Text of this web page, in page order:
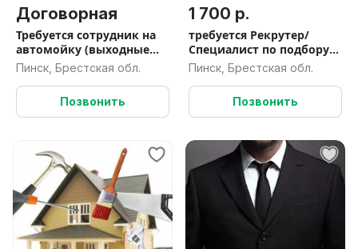
Договорная
Требуется сотрудник на
автомойку (выходные
дни)
Пинск, Брестская обл.
Позвонить
1 700 р.
требуется Рекрутер/
Специалист по подбору
персонала
Пинск, Брестская обл.
Позвонить